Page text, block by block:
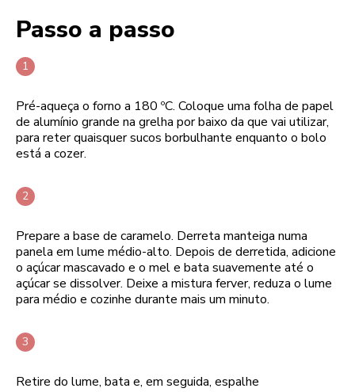
Passo a passo
Pré-aqueça o forno a 180 ºC. Coloque uma folha de papel
de alumínio grande na grelha por baixo da que vai utilizar,
para reter quaisquer sucos borbulhante enquanto o bolo
está a cozer.
Prepare a base de caramelo. Derreta manteiga numa
panela em lume médio-alto. Depois de derretida, adicione
o açúcar mascavado e o mel e bata suavemente até o
açúcar se dissolver. Deixe a mistura ferver, reduza o lume
para médio e cozinhe durante mais um minuto.
Retire do lume, bata e, em seguida, espalhe